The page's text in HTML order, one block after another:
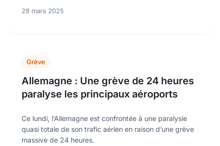
28 mars 2025
Grève
Allemagne : Une grève de 24 heures
paralyse les principaux aéroports
Ce lundi, l’Allemagne est confrontée à une paralysie
quasi totale de son trafic aérien en raison d’une grève
massive de 24 heures.